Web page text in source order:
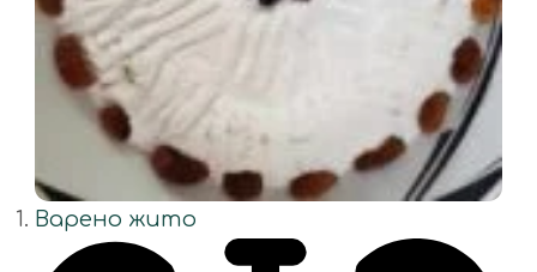
Варено жито